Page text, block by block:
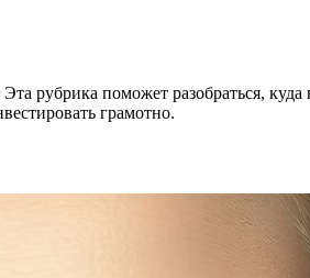
рубрика поможет разобраться, куда
грамотно.